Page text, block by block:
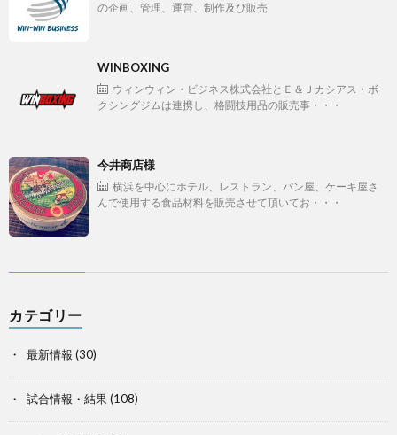
の企画、管理、運営、制作及び販売
WINBOXING
ウィンウィン・ビジネス株式会社とＥ＆Ｊカシアス・ボ
クシングジムは連携し、格闘技用品の販売事・・・
今井商店様
横浜を中心にホテル、レストラン、パン屋、ケーキ屋さ
んで使用する食品材料を販売させて頂いてお・・・
カテゴリー
最新情報 (30)
試合情報・結果(108)